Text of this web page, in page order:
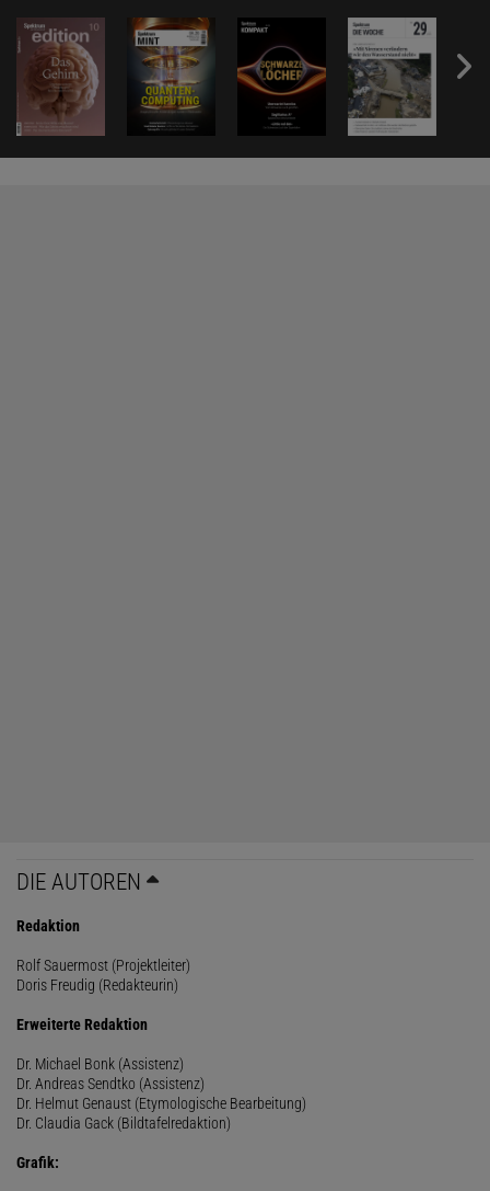
DIE AUTOREN
Redaktion
Rolf Sauermost (Projektleiter)
Doris Freudig (Redakteurin)
Erweiterte Redaktion
Dr. Michael Bonk (Assistenz)
Dr. Andreas Sendtko (Assistenz)
Dr. Helmut Genaust (Etymologische Bearbeitung)
Dr. Claudia Gack (Bildtafelredaktion)
Grafik: